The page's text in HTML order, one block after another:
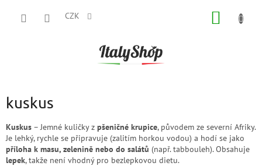
CZK
kuskus
Kuskus – Jemné kuličky z pšeničné krupice, původem ze severní Afriky.
Je lehký, rychle se připravuje (zalitím horkou vodou) a hodí se jako
příloha k masu, zelenině nebo do salátů (např. tabbouleh). Obsahuje
lepek, takže není vhodný pro bezlepkovou dietu.